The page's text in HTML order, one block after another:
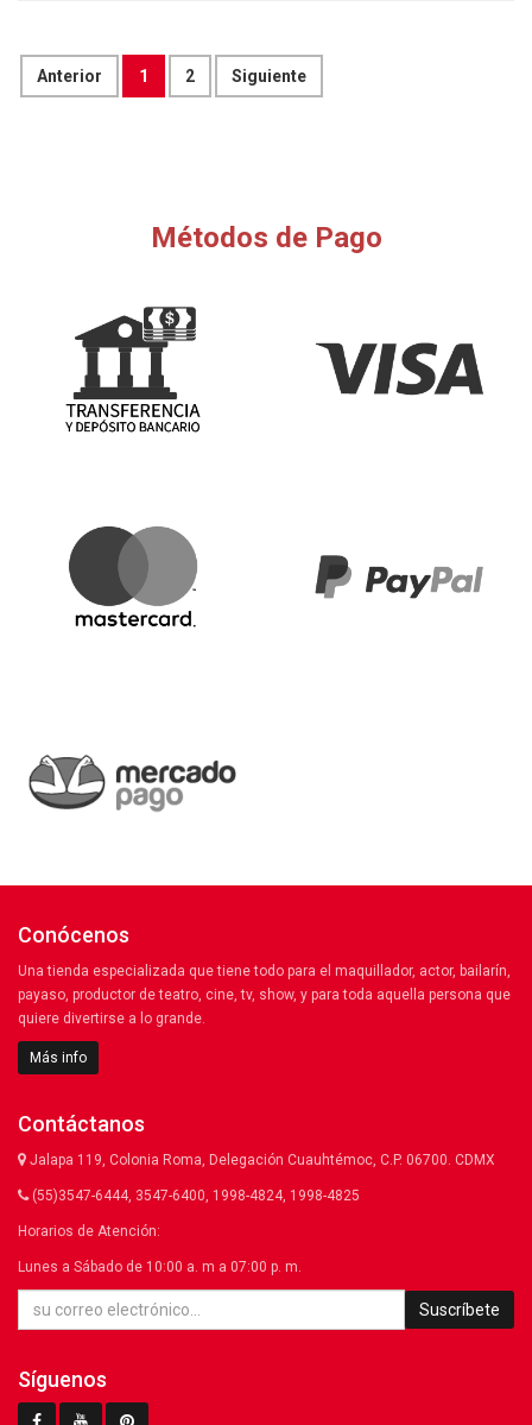
Anterior 1 2 Siguiente
Métodos de Pago
Conócenos
Una tienda especializada que tiene todo para el maquillador, actor, bailarín,
payaso, productor de teatro, cine, tv, show, y para toda aquella persona que
quiere divertirse a lo grande.
Más info
Contáctanos
Jalapa 119, Colonia Roma, Delegación Cuauhtémoc, C.P. 06700. CDMX
(55)3547-6444, 3547-6400, 1998-4824, 1998-4825
Horarios de Atención:
Lunes a Sábado de 10:00 a. m a 07:00 p. m.
Suscríbete
Síguenos